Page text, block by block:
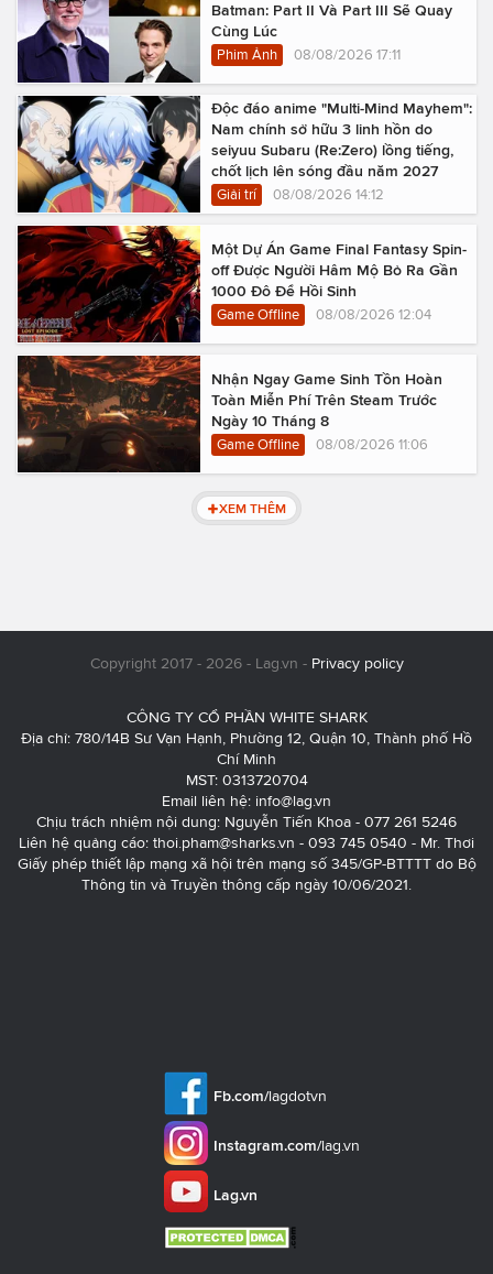
Batman: Part II Và Part III Sẽ Quay
Cùng Lúc
Phim Ảnh 08/08/2026 17:11
Độc đáo anime "Multi-Mind Mayhem":
Nam chính sở hữu 3 linh hồn do
seiyuu Subaru (Re:Zero) lồng tiếng,
chốt lịch lên sóng đầu năm 2027
Giải trí 08/08/2026 14:12
Một Dự Án Game Final Fantasy Spin-
off Được Người Hâm Mộ Bỏ Ra Gần
1000 Đô Để Hồi Sinh
Game Offline 08/08/2026 12:04
Nhận Ngay Game Sinh Tồn Hoàn
Toàn Miễn Phí Trên Steam Trước
Ngày 10 Tháng 8
Game Offline 08/08/2026 11:06
XEM THÊM
Copyright 2017 - 2026 - Lag.vn - Privacy policy
CÔNG TY CỔ PHẦN WHITE SHARK
Địa chỉ: 780/14B Sư Vạn Hạnh, Phường 12, Quận 10, Thành phố Hồ
Chí Minh
MST: 0313720704
Email liên hệ: info@lag.vn
Chịu trách nhiệm nội dung: Nguyễn Tiến Khoa - 077 261 5246
Liên hệ quảng cáo: thoi.pham@sharks.vn - 093 745 0540 - Mr. Thơi
Giấy phép thiết lập mạng xã hội trên mạng số 345/GP-BTTTT do Bộ
Thông tin và Truyền thông cấp ngày 10/06/2021.
Fb.com/lagdotvn
Instagram.com/lag.vn
Lag.vn